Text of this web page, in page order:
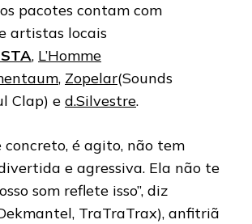
pacotes contam com
artistas locais
, L’Homme
, Zopelar(Sounds
Clap) e d.Silvestre.
concreto, é agito, não tem
e agressiva. Ela não te
som reflete isso”, diz
TraTraTrax), anfitriã